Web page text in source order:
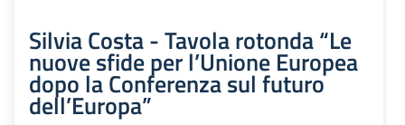
Silvia Costa - Tavola rotonda “Le
nuove sfide per l’Unione Europea
dopo la Conferenza sul futuro
dell’Europa”